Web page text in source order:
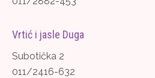
Vrtić i jasle Duga
Subotička 2
011/2416-632